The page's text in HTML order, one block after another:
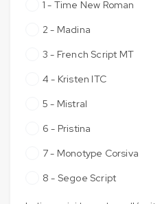
1 - Time New Roman
2 - Madina
3 - French Script MT
4 - Kristen ITC
5 - Mistral
6 - Pristina
7 - Monotype Corsiva
8 - Segoe Script